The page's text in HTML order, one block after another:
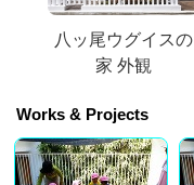
八ッ尾ウグイスの
家 外観
Works & Projects